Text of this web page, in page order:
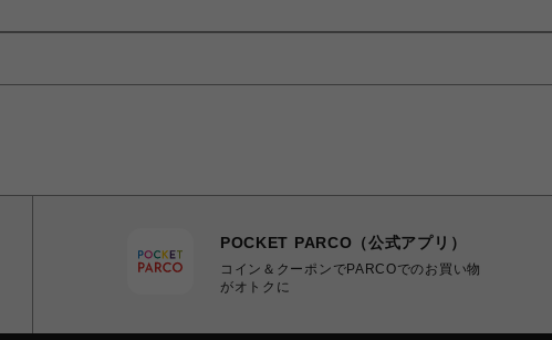
POCKET PARCO（公式アプリ）
コイン＆クーポンでPARCOでのお買い物
がオトクに